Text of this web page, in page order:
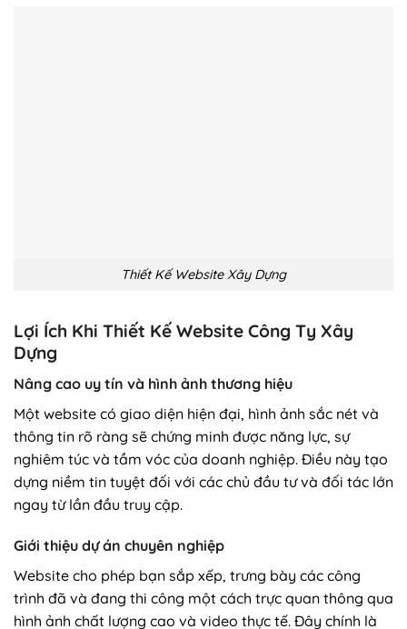
Thiết Kế Website Xây Dựng
Lợi Ích Khi Thiết Kế Website Công Ty Xây
Dựng
Nâng cao uy tín và hình ảnh thương hiệu
Một website có giao diện hiện đại, hình ảnh sắc nét và
thông tin rõ ràng sẽ chứng minh được năng lực, sự
nghiêm túc và tầm vóc của doanh nghiệp. Điều này tạo
dựng niềm tin tuyệt đối với các chủ đầu tư và đối tác lớn
ngay từ lần đầu truy cập.
Giới thiệu dự án chuyên nghiệp
Website cho phép bạn sắp xếp, trưng bày các công
trình đã và đang thi công một cách trực quan thông qua
hình ảnh chất lượng cao và video thực tế. Đây chính là